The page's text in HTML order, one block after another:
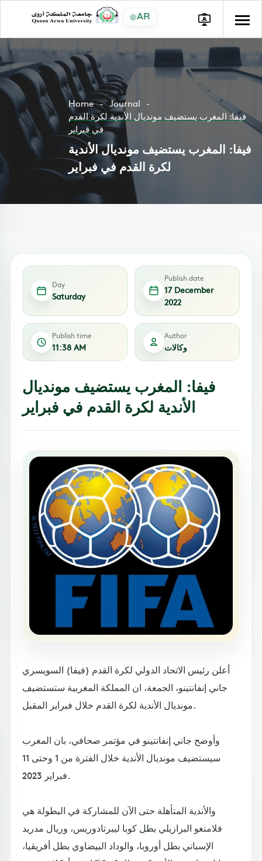
AR
Home
Journal
فيفا: المغرب يستضيف مونديال الأندية لكرة القدم
في فبراير
فيفا: المغرب يستضيف مونديال الأندية
لكرة القدم في فبراير
Day
Saturday
Publish date
17 December
2022
Publish time
11:38 AM
Author
وكالات
فيفا: المغرب يستضيف مونديال
الأندية لكرة القدم في فبراير
أعلن رئيس الاتحاد الدولي لكرة القدم (فيفا) السويسري
جاني إنفانتينو، الجمعة، ان المملكة المغربية ستستضيف
مونديال الأندية لكرة القدم خلال فبراير المقبل.
وأوضح جاني إنفانتينو في مؤتمر صحافي، بان المغرب
سيستضيف مونديال الأندية خلال الفترة من 1 وحتى 11
فبراير 2023.
والأندية المتأهلة حتى الآن للمشاركة في البطولة هي
فلامنغو البرازيلي بطل كوبا ليبرتادوريس، وريال مدريد
الإسباني بطل أوروبا، والوداد البيضاوي بطل أفريقيا،